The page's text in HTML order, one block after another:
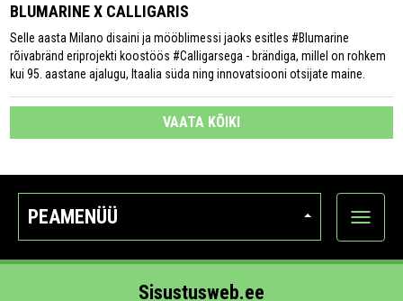
BLUMARINE X CALLIGARIS
Selle aasta Milano disaini ja mööblimessi jaoks esitles #Blumarine
rõivabränd eriprojekti koostöös #Calligarsega - brändiga, millel on rohkem
kui 95. aastane ajalugu, Itaalia süda ning innovatsiooni otsijate maine.
VAATA KÕIKI
PEAMENÜÜ
Ava
Sisustusweb.ee